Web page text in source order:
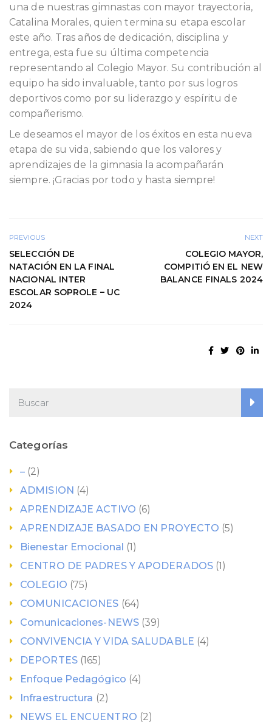
una de nuestras gimnastas con mayor trayectoria,
Catalina Morales, quien termina su etapa escolar
este año. Tras años de dedicación, disciplina y
entrega, esta fue su última competencia
representando al Colegio Mayor. Su contribución al
equipo ha sido invaluable, tanto por sus logros
deportivos como por su liderazgo y espíritu de
compañerismo.
Le deseamos el mayor de los éxitos en esta nueva
etapa de su vida, sabiendo que los valores y
aprendizajes de la gimnasia la acompañarán
siempre. ¡Gracias por todo y hasta siempre!
PREVIOUS
SELECCIÓN DE
NATACIÓN EN LA FINAL
NACIONAL INTER
ESCOLAR SOPROLE – UC
2024
NEXT
COLEGIO MAYOR,
COMPITIÓ EN EL NEW
BALANCE FINALS 2024
Categorías
– (2)
ADMISION (4)
APRENDIZAJE ACTIVO (6)
APRENDIZAJE BASADO EN PROYECTO (5)
Bienestar Emocional (1)
CENTRO DE PADRES Y APODERADOS(1)
COLEGIO (75)
COMUNICACIONES (64)
Comunicaciones-NEWS(39)
CONVIVENCIA Y VIDA SALUDABLE (4)
DEPORTES(165)
Enfoque Pedagógico (4)
Infraestructura (2)
NEWS EL ENCUENTRO (2)